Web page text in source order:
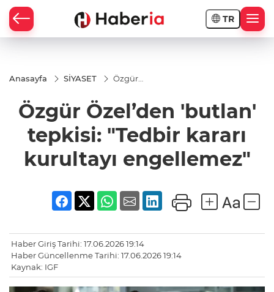
TR
Anasayfa SİYASET
Özgür
tepkisi:
"Tedbir
kararı
kurultayı
Özgür Özel’den 'butlan'
tepkisi: "Tedbir kararı
kurultayı engellemez"
Haber Giriş Tarihi: 17.06.2026 19:14
Haber Güncellenme Tarihi: 17.06.2026 19:14
Kaynak: IGF